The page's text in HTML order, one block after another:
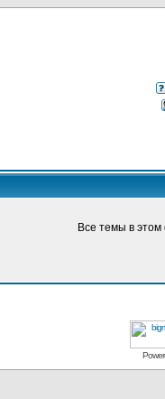
Все темы в